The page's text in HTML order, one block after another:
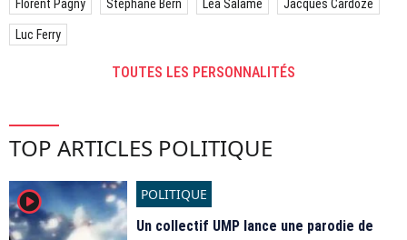
Florent Pagny Stéphane Bern Léa Salamé Jacques Cardoze
Luc Ferry
TOUTES LES PERSONNALITÉS
TOP ARTICLES POLITIQUE
player2
POLITIQUE
Un collectif UMP lance une parodie de